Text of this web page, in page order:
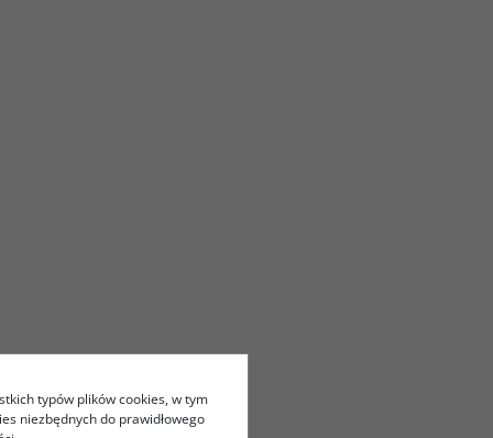
typów plików cookies, w tym
niezbędnych do prawidłowego